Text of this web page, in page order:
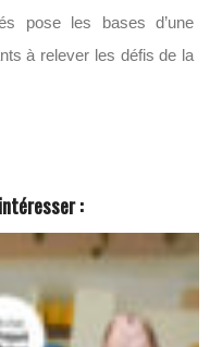
pose les bases d’une
à relever les défis de la
: